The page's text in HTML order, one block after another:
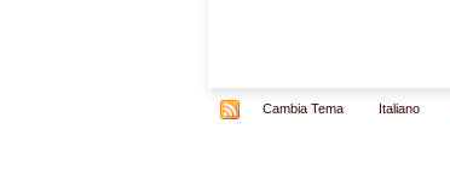
Cambia Tema Italiano